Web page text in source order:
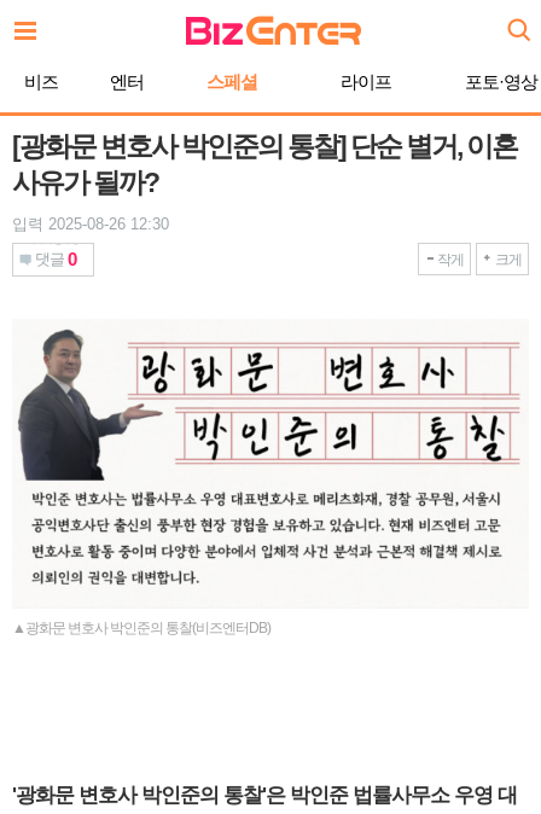
문
기
비즈 엔터 스페셜 라이프 포토·영상
[광화문 변호사 박인준의 통찰] 단순 별거, 이혼
사유가 될까?
입력 2025-08-26 12:30
댓글 0 작게 크게
▲광화문 변호사 박인준의 통찰(비즈엔터DB)
'광화문 변호사 박인준의 통찰'은 박인준 법률사무소 우영 대